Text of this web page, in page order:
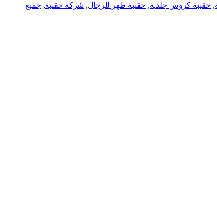
, حقيبة كروس جلدية, حقيبة ظهر للرجال, شركة حقيبة, جميع